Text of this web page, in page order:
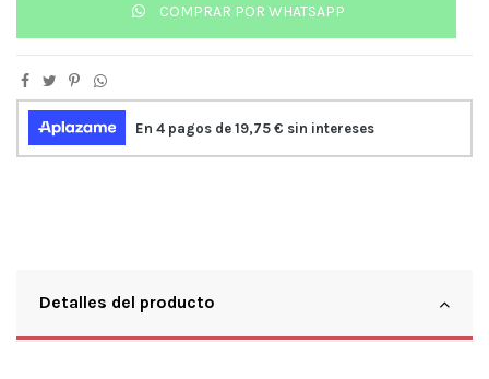
COMPRAR POR WHATSAPP
Detalles del producto